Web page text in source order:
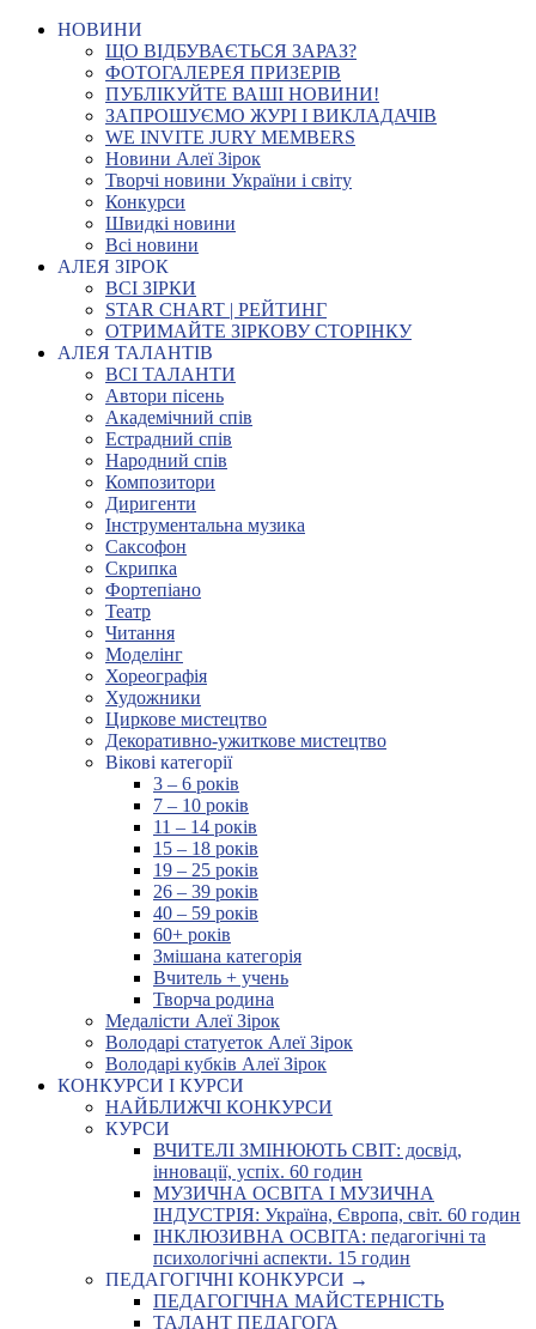
НОВИНИ
ЩО ВІДБУВАЄТЬСЯ ЗАРАЗ?
ФОТОГАЛЕРЕЯ ПРИЗЕРІВ
ПУБЛІКУЙТЕ ВАШІ НОВИНИ!
ЗАПРОШУЄМО ЖУРІ І ВИКЛАДАЧІВ
WE INVITE JURY MEMBERS
Новини Алеї Зірок
Творчі новини України і світу
Конкурси
Швидкі новини
Всі новини
АЛЕЯ ЗІРОК
ВСІ ЗІРКИ
STAR CHART | РЕЙТИНГ
ОТРИМАЙТЕ ЗІРКОВУ СТОРІНКУ
АЛЕЯ ТАЛАНТІВ
ВСІ ТАЛАНТИ
Автори пісень
Академічний спів
Естрадний спів
Народний спів
Композитори
Диригенти
Інструментальна музика
Саксофон
Скрипка
Фортепіано
Театр
Читання
Моделінг
Хореографія
Художники
Циркове мистецтво
Декоративно-ужиткове мистецтво
Вікові категорії
3 – 6 років
7 – 10 років
11 – 14 років
15 – 18 років
19 – 25 років
26 – 39 років
40 – 59 років
60+ років
Змішана категорія
Вчитель + учень
Творча родина
Медалісти Алеї Зірок
Володарі статуеток Алеї Зірок
Володарі кубків Алеї Зірок
КОНКУРСИ І КУРСИ
НАЙБЛИЖЧІ КОНКУРСИ
КУРСИ
ВЧИТЕЛІ ЗМІНЮЮТЬ СВІТ: досвід,
інновації, успіх. 60 годин
МУЗИЧНА ОСВІТА І МУЗИЧНА
ІНДУСТРІЯ: Україна, Європа, світ. 60 годин
ІНКЛЮЗИВНА ОСВІТА: педагогічні та
психологічні аспекти. 15 годин
ПЕДАГОГІЧНІ КОНКУРСИ →
ПЕДАГОГІЧНА МАЙСТЕРНІСТЬ
ТАЛАНТ ПЕДАГОГА